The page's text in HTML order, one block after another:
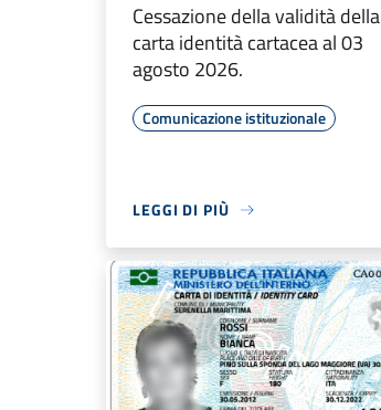
Cessazione della validità della
carta identità cartacea al 03
agosto 2026.
Comunicazione istituzionale
LEGGI DI PIÙ